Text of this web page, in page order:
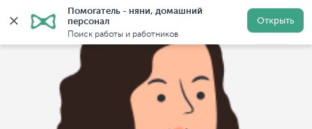
Помогатель - няни, домашний
персонал
Поиск работы и работников
Открыть
Главная Сиделки Сиделки в Санкт-Петербурге